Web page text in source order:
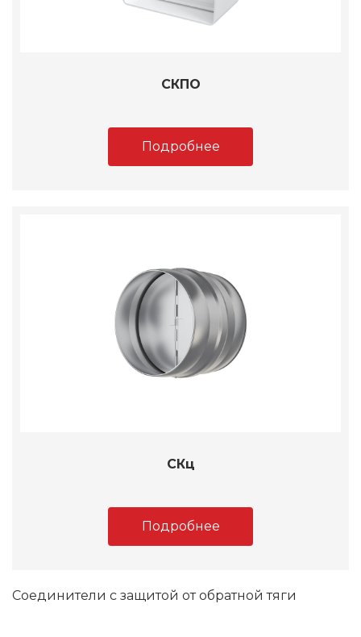
СКПО
Подробнее
СКц
Подробнее
Соединители с защитой от обратной тяги